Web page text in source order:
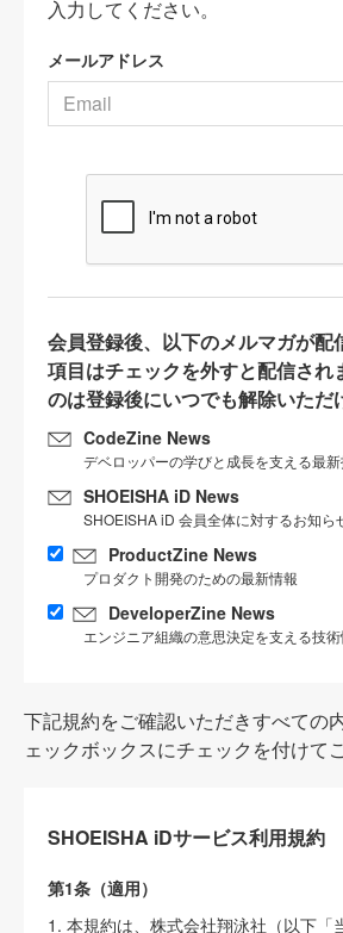
入力してください。
メールアドレス
会員登録後、以下のメルマガが配
項目はチェックを外すと配信され
のは登録後にいつでも解除いただ
CodeZine News
デベロッパーの学びと成長を支える最
SHOEISHA iD News
SHOEISHA iD 会員全体に対するお知ら
ProductZine News
プロダクト開発のための最新情報
DeveloperZine News
エンジニア組織の意思決定を支える技
下記規約をご確認いただきすべての
ェックボックスにチェックを付けて
SHOEISHA iDサービス利用規約
第1条（適用）
1. 本規約は、株式会社翔泳社（以下「